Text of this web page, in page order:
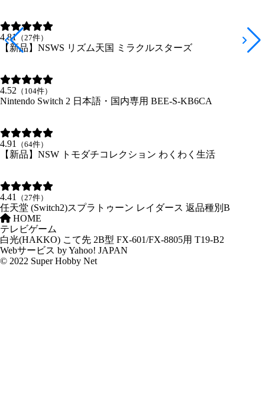
4.81（27件）
【新品】NSWS リズム天国 ミラクルスターズ
4.52 （104件）
Nintendo Switch 2 日本語・国内専用 BEE-S-KB6CA
4.91 （64件）
【新品】NSW トモダチコレクション わくわく生活
4.41 （27件）
任天堂 (Switch2)スプラトゥーン レイダース 返品種別B
HOME
テレビゲーム
白光(HAKKO) こて先 2B型 FX-601/FX-8805用 T19-B2
Webサービス by Yahoo! JAPAN
© 2022 Super Hobby Net